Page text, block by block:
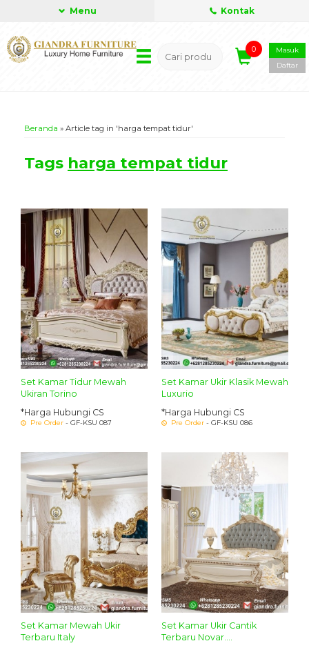
Menu Kontak
0
Masuk
Daftar
Beranda » Article tag in 'harga tempat tidur'
Tags harga tempat tidur
Set Kamar Tidur Mewah
Ukiran Torino
*Harga Hubungi CS
Pre Order - GF-KSU 087
Set Kamar Ukir Klasik Mewah
Luxurio
*Harga Hubungi CS
Pre Order - GF-KSU 086
Set Kamar Mewah Ukir
Terbaru Italy
Set Kamar Ukir Cantik
Terbaru Novar....